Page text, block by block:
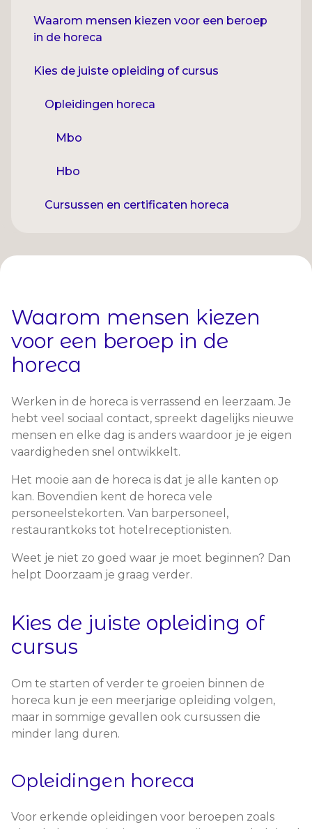
Waarom mensen kiezen voor een beroep
in de horeca
Kies de juiste opleiding of cursus
Opleidingen horeca
Mbo
Hbo
Cursussen en certificaten horeca
Waarom mensen kiezen
voor een beroep in de
horeca
Werken in de horeca is verrassend en leerzaam. Je
hebt veel sociaal contact, spreekt dagelijks nieuwe
mensen en elke dag is anders waardoor je je eigen
vaardigheden snel ontwikkelt.
Het mooie aan de horeca is dat je alle kanten op
kan. Bovendien kent de horeca vele
personeelstekorten. Van barpersoneel,
restaurantkoks tot hotelreceptionisten.
Weet je niet zo goed waar je moet beginnen? Dan
helpt Doorzaam je graag verder.
Kies de juiste opleiding of
cursus
Om te starten of verder te groeien binnen de
horeca kun je een meerjarige opleiding volgen,
maar in sommige gevallen ook cursussen die
minder lang duren.
Opleidingen horeca
Voor erkende opleidingen voor beroepen zoals